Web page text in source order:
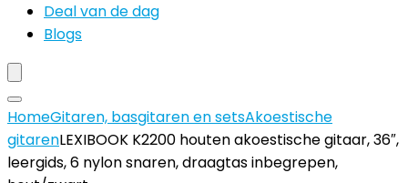
Deal van de dag
Blogs
HomeGitaren, basgitaren en setsAkoestische
gitarenLEXIBOOK K2200 houten akoestische gitaar, 36″,
leergids, 6 nylon snaren, draagtas inbegrepen,